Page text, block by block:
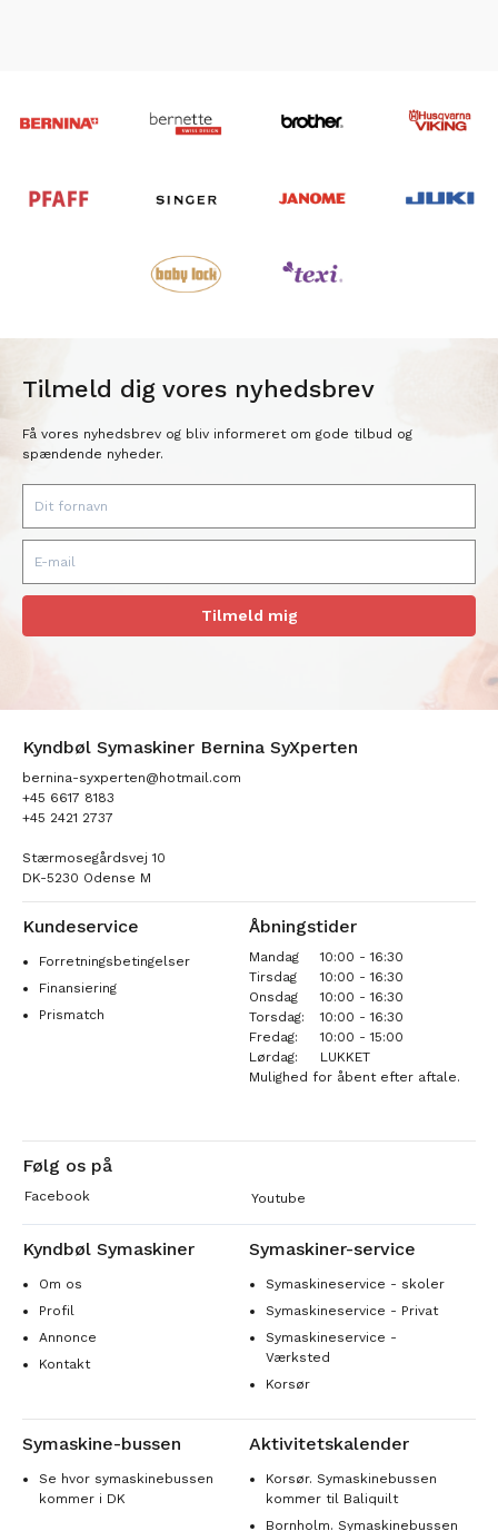
Tilmeld dig vores nyhedsbrev
Få vores nyhedsbrev og bliv informeret om gode tilbud og
spændende nyheder.
Tilmeld mig
Kyndbøl Symaskiner Bernina SyXperten
bernina-syxperten@hotmail.com
+45 6617 8183
+45 2421 2737
Stærmosegårdsvej 10
DK-5230 Odense M
Kundeservice
Forretningsbetingelser
Finansiering
Prismatch
Åbningstider
Mandag
10:00 - 16:30
Tirsdag
10:00 - 16:30
Onsdag
10:00 - 16:30
Torsdag:
10:00 - 16:30
Fredag:
10:00 - 15:00
Lørdag:
LUKKET
Mulighed for åbent efter aftale.
Følg os på
Facebook Youtube
Kyndbøl Symaskiner
Om os
Profil
Annonce
Kontakt
Symaskiner-service
Symaskineservice - skoler
Symaskineservice - Privat
Symaskineservice -
Værksted
Korsør
Symaskine-bussen
Se hvor symaskinebussen
kommer i DK
Aktivitetskalender
Korsør. Symaskinebussen
kommer til Baliquilt
Bornholm. Symaskinebussen